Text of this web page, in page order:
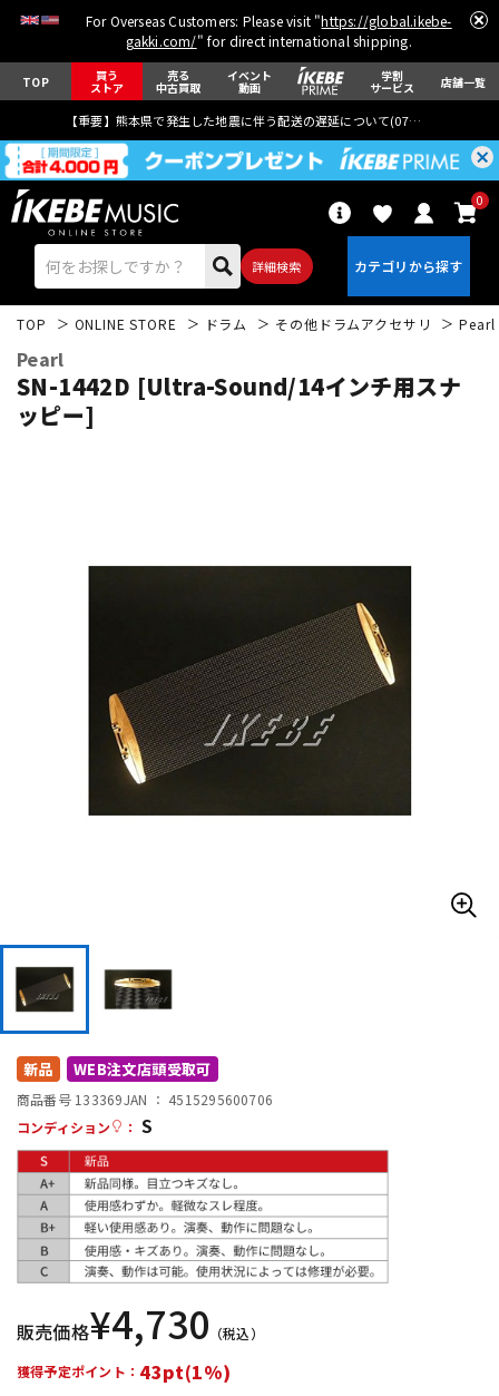
For Overseas Customers: Please visit "https://global.ikebe-
gakki.com/" for direct international shipping.
TOP 買う
ストア
売る
中古買取
イベント
動画
学割
サービス 店舗一覧
【重要】熊本県で発生した地震に伴う配送の遅延について(07月29日
詳細検索
0
パーカッション
キーボード 電子ピアノ
管楽器
DTM オンライン納品
配信/ライブ機器
中古 ヴィンテージ
TOP ONLINE STORE ドラム その他ドラムアクセサリ Pearl
Pearl
SN-1442D [Ultra-Sound/14インチ用スナ
ッピー]
新品 WEB注文店頭受取可
商品番号 133369JAN ： 4515295600706
コンディション
： S
販売価格¥4,730 （税込）
獲得予定ポイント： 43pt(1%)